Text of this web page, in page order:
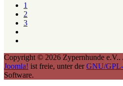
1
2
3
Copyright © 2026 Zypernhunde e.V..
Joomla! ist freie, unter derGNU/
Software.